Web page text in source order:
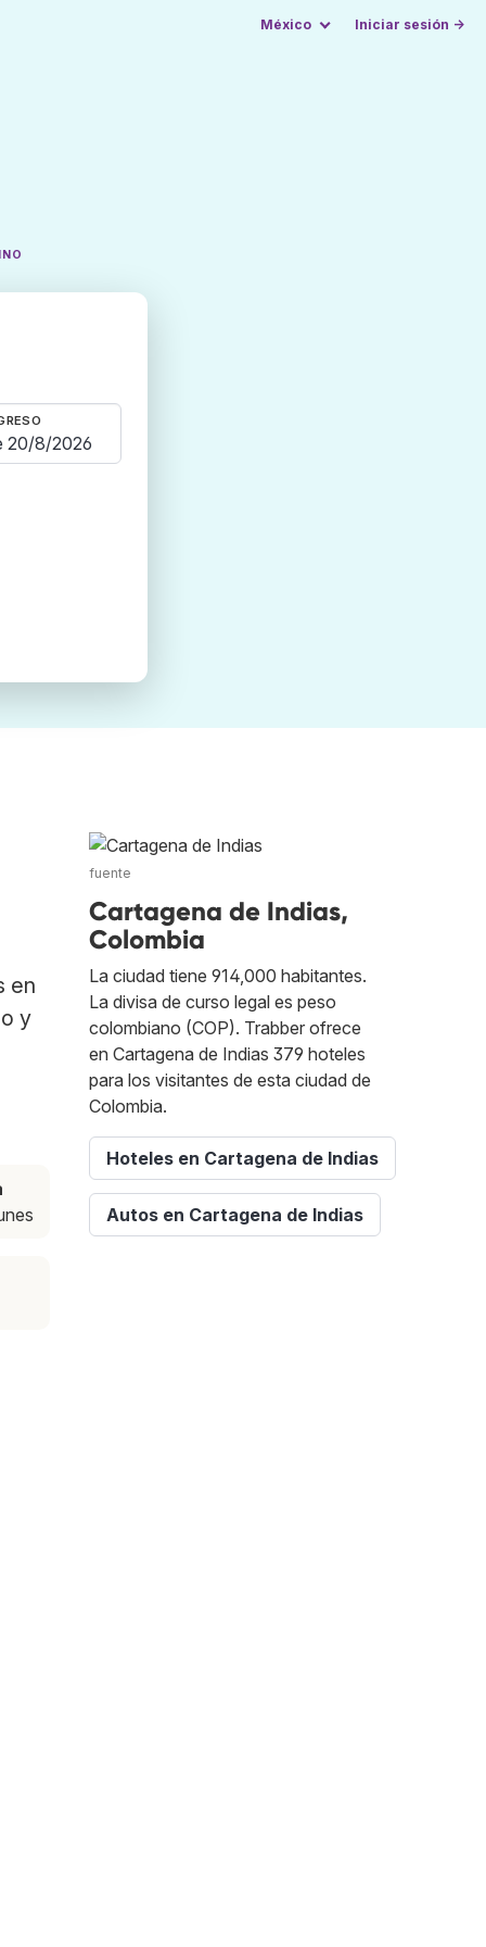
México Iniciar sesión →
en
y
fuente
Cartagena de Indias,
Colombia
La ciudad tiene 914,000 habitantes.
La divisa de curso legal es peso
colombiano (COP). Trabber ofrece
en Cartagena de Indias 379 hoteles
para los visitantes de esta ciudad de
Colombia.
Hoteles en Cartagena de Indias
Autos en Cartagena de Indias